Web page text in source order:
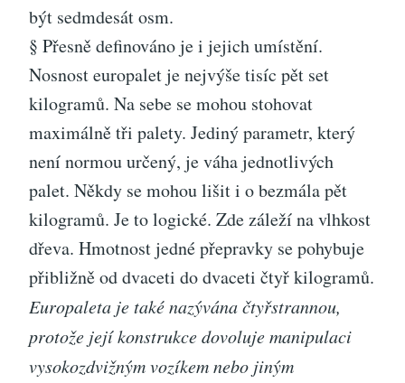
být sedmdesát osm.
§ Přesně definováno je i jejich umístění.
Nosnost europalet je nejvýše tisíc pět set
kilogramů. Na sebe se mohou stohovat
maximálně tři palety. Jediný parametr, který
není normou určený, je váha jednotlivých
palet. Někdy se mohou lišit i o bezmála pět
kilogramů. Je to logické. Zde záleží na vlhkost
dřeva. Hmotnost jedné přepravky se pohybuje
přibližně od dvaceti do dvaceti čtyř kilogramů.
Europaleta je také nazývána čtyřstrannou,
protože její konstrukce dovoluje manipulaci
vysokozdvižným vozíkem nebo jiným